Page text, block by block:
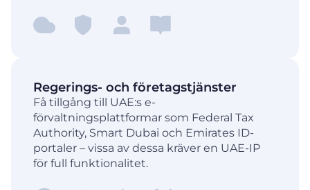
Regerings- och företagstjänster
Få tillgång till UAE:s e-
förvaltningsplattformar som Federal Tax
Authority, Smart Dubai och Emirates ID-
portaler – vissa av dessa kräver en UAE-IP
för full funktionalitet.